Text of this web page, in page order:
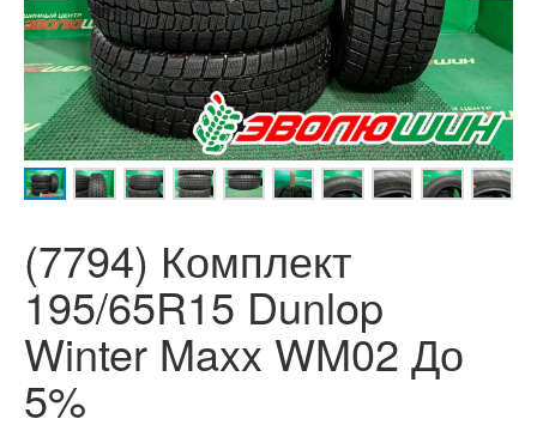
(7794) Комплект
195/65R15 Dunlop
Winter Maxx WM02 До
5%